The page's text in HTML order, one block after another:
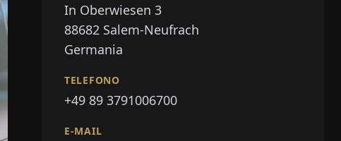
In Oberwiesen 3
88682 Salem-Neufrach
Germania
TELEFONO
+49 89 3791006700
E-MAIL